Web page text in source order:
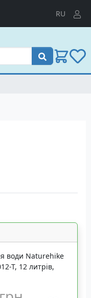
RU
Пошук
води Naturehike
T, 12 литрів,